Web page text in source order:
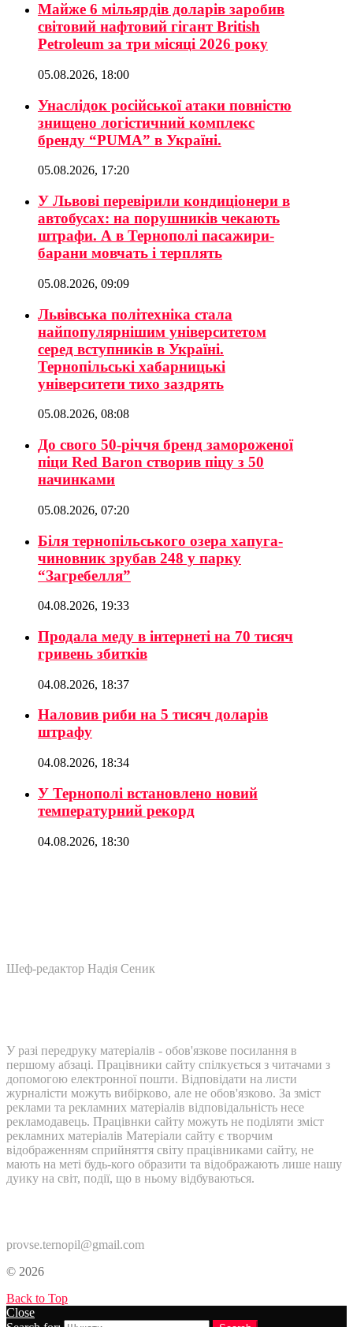
Майже 6 мільярдів доларів заробив
світовий нафтовий гігант British
Petroleum за три місяці 2026 року
05.08.2026, 18:00
Унаслідок російської атаки повністю
знищено логістичний комплекс
бренду “PUMA” в Україні.
05.08.2026, 17:20
У Львові перевірили кондиціонери в
автобусах: на порушників чекають
штрафи. А в Тернополі пасажири-
барани мовчать і терплять
05.08.2026, 09:09
Львівська політехніка стала
найпопулярнішим університетом
серед вступників в Україні.
Тернопільські хабарницькі
університети тихо заздрять
05.08.2026, 08:08
До свого 50-річчя бренд замороженої
піци Red Baron створив піцу з 50
начинками
05.08.2026, 07:20
Біля тернопільського озера хапуга-
чиновник зрубав 248 у парку
“Загребелля”
04.08.2026, 19:33
Продала меду в інтернеті на 70 тисяч
гривень збитків
04.08.2026, 18:37
Наловив риби на 5 тисяч доларів
штрафу
04.08.2026, 18:34
У Тернополі встановлено новий
температурний рекорд
04.08.2026, 18:30
Шеф-редактор Надія Сеник
У разі передруку матеріалів - обов'язкове посилання в
першому абзаці. Працівники сайту спілкується з читачами з
допомогою електронної пошти. Відповідати на листи
журналісти можуть вибірково, але не обов'язково. За зміст
реклами та рекламних матеріалів відповідальність несе
рекламодавець. Працівнки сайту можуть не поділяти зміст
рекламних матеріалів Матеріали сайту є творчим
відображенням сприйняття світу працівниками сайту, не
мають на меті будь-кого образити та відображають лише нашу
дуику на світ, події, що в ньому відбуваються.
provse.ternopil@gmail.com
© 2026
Back to Top
Close